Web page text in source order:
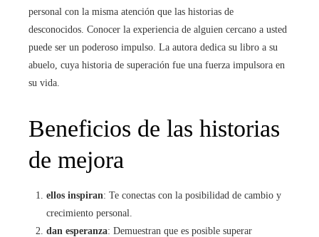
personal con la misma atención que las historias de
desconocidos. Conocer la experiencia de alguien cercano a usted
puede ser un poderoso impulso. La autora dedica su libro a su
abuelo, cuya historia de superación fue una fuerza impulsora en
su vida.
Beneficios de las historias
de mejora
ellos inspiran: Te conectas con la posibilidad de cambio y
crecimiento personal.
dan esperanza: Demuestran que es posible superar